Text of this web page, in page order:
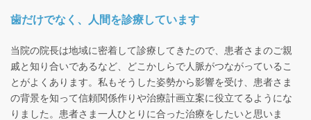
歯だけでなく、人間を診療しています
当院の院長は地域に密着して診療してきたので、患者さまのご親
戚と知り合いであるなど、どこかしらで人脈がつながっているこ
とがよくあります。私もそうした姿勢から影響を受け、患者さま
の背景を知って信頼関係作りや治療計画立案に役立てるようにな
りました。患者さま一人ひとりに合った治療をしたいと思いま